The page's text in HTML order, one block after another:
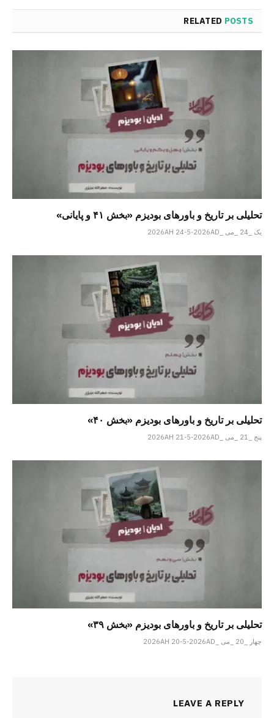
RELATED POSTS
تحلیلی بر تاریخ و باورهای بودیزم «بخش ۴۱ و پایانی»
یک _24 _می _2026AH 24-5-2026AD
تحلیلی بر تاریخ و باورهای بودیزم «بخش ۴۰»
پنج _21 _می _2026AH 21-5-2026AD
تحلیلی بر تاریخ و باورهای بودیزم «بخش ۳۹»
چهار _20 _می _2026AH 20-5-2026AD
LEAVE A REPLY